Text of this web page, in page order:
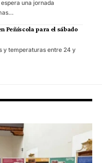
una jornada
Peñíscola para el sábado
y temperaturas entre 24 y